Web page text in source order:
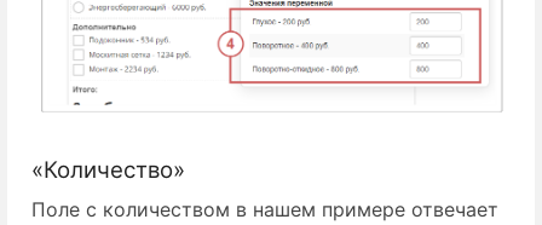
«Количество»
Поле с количеством в нашем примере отвечает